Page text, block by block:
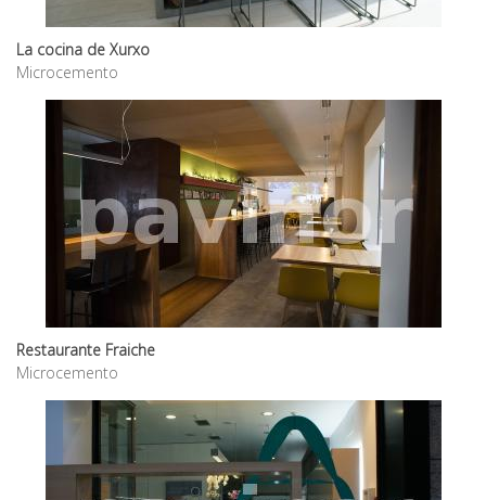
La cocina de Xurxo
Microcemento
Restaurante Fraiche
Microcemento